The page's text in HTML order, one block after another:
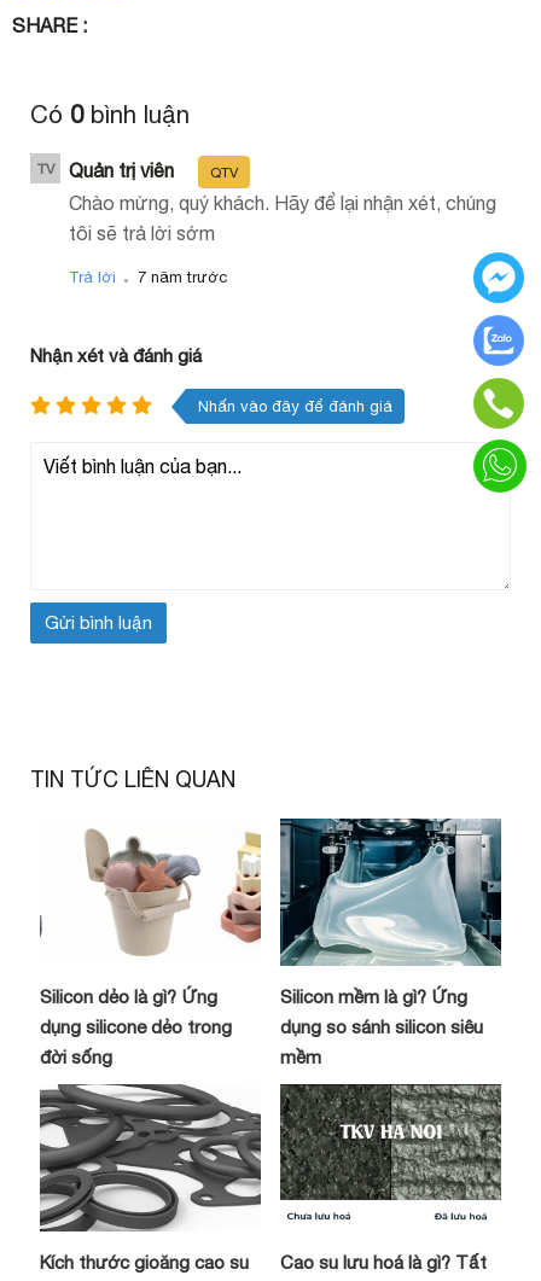
SHARE :
Có 0bình luận
TV Quản trị viên QTV
Chào mừng, quý khách. Hãy để lại nhận xét, chúng
tôi sẽ trả lời sớm
Trả lời . 7 năm trước
Nhận xét và đánh giá
Nhấn vào đây để đánh giá
TIN TỨC LIÊN QUAN
Silicon dẻo là gì? Ứng
dụng silicone dẻo trong
đời sống
Silicon mềm là gì? Ứng
dụng so sánh silicon siêu
mềm
Kích thước gioăng cao su
Cao su lưu hoá là gì? Tất